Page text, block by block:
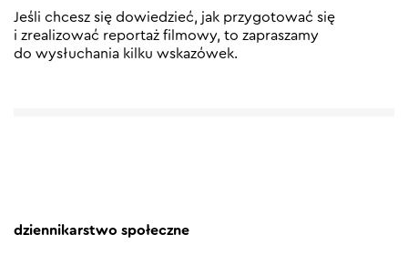
Jeśli chcesz się dowiedzieć, jak przygotować się
i zrealizować reportaż filmowy, to zapraszamy
do wysłuchania kilku wskazówek.
dziennikarstwo społeczne